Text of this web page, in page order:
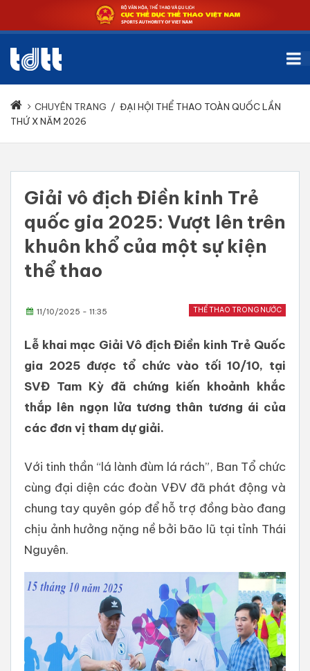
CHUYÊN TRANG / ĐẠI HỘI THỂ THAO TOÀN QUỐC LẦN
THỨ X NĂM 2026
Giải vô địch Điền kinh Trẻ
quốc gia 2025: Vượt lên trên
khuôn khổ của một sự kiện
thể thao
THỂ THAO TRONG NƯỚC
11/10/2025 - 11:35
Lễ khai mạc Giải Vô địch Điền kinh Trẻ Quốc
gia 2025 được tổ chức vào tối 10/10, tại
SVĐ Tam Kỳ đã chứng kiến khoảnh khắc
thắp lên ngọn lửa tương thân tương ái của
các đơn vị tham dự giải.
Với tinh thần “lá lành đùm lá rách”, Ban Tổ chức
cùng đại diện các đoàn VĐV đã phát động và
chung tay quyên góp để hỗ trợ đồng bào đang
chịu ảnh hưởng nặng nề bởi bão lũ tại tỉnh Thái
Nguyên.